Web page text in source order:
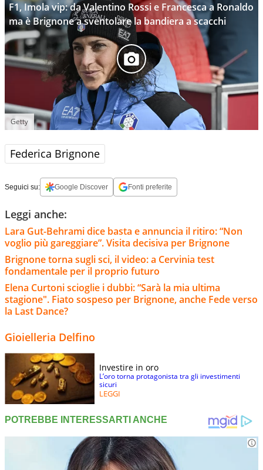
F1, Imola vip: da Valentino Rossi e Francesca a Ronaldo
ma è Brignone a sventolare la bandiera a scacchi
Getty
Federica Brignone
Seguici su: Google Discover Fonti preferite
Leggi anche:
Lara Gut-Behrami dice basta e annuncia il ritiro: “Non
voglio più gareggiare”. Visita decisiva per Brignone
Brignone torna sugli sci, il video: a Cervinia test
fondamentale per il proprio futuro
Elena Curtoni scioglie i dubbi: “Sarà la mia ultima
stagione". Fiato sospeso per Brignone, anche Fede verso
la Last Dance?
Gioielleria Delfino
Investire in oro
L’oro torna protagonista tra gli investimenti
sicuri
LEGGI